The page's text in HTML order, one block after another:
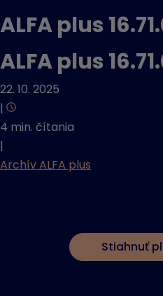
ALFA plus
ALFA plus
22. 10. 2025
|
4 min. čítania
|
Archív ALFA plus
Stiahnuť